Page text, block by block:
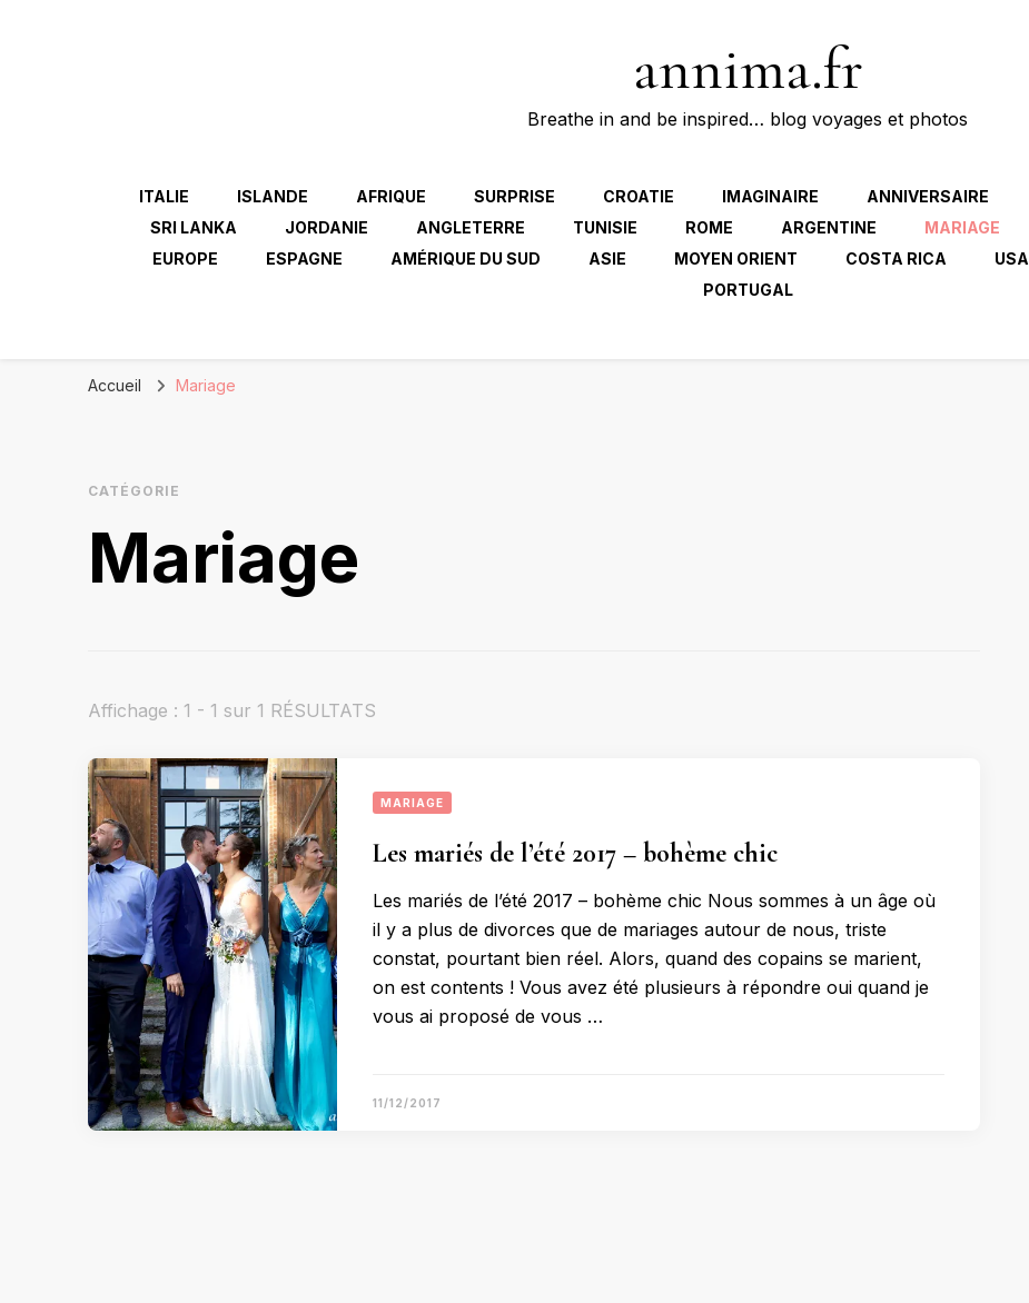
annima.fr
Breathe in and be inspired… blog voyages et photos
ITALIE ISLANDE AFRIQUE SURPRISE CROATIE IMAGINAIRE ANNIVERSAIRE
SRI LANKA
JORDANIE ANGLETERRE TUNISIE ROME ARGENTINE MARIAGE
EUROPE
ESPAGNE AMÉRIQUE DU SUD ASIE MOYEN ORIENT COSTA RICA USA
PORTUGAL
Accueil Mariage
CATÉGORIE
Mariage
Affichage : 1 - 1 sur 1 RÉSULTATS
MARIAGE
Les mariés de l’été 2017 – bohème chic
Les mariés de l’été 2017 – bohème chic Nous sommes à un âge où
il y a plus de divorces que de mariages autour de nous, triste
constat, pourtant bien réel. Alors, quand des copains se marient,
on est contents ! Vous avez été plusieurs à répondre oui quand je
vous ai proposé de vous …
11/12/2017